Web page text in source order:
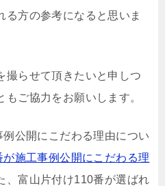
る方の参考になると思いま
撮らせて頂きたいと申しつ
ご協力をお願いします。
公開にこだわる理由につい
施工事例公開にこだわる理
、富山片付け110番が選ばれ